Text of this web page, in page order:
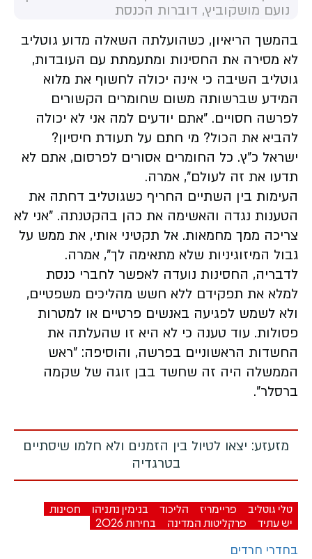
נועם מושקוביץ, דוברות הכנסת
בהמשך הריאיון, כשהועלתה השאלה מדוע גוטליב
לא מסירה את החסינות ומתעמתת עם העובדות,
גוטליב השיבה כי אינה יכולה לחשוף את מלוא
המידע שברשותה משום שחומרים הקשורים
לפרשה חסויים. "אתם יודעים למה אני לא יכולה
להביא את הכול? מי חתם על תעודת חיסיון?
ישראל כ"ץ. כל החומרים אסורים לפרסום, אתם לא
תדעו את זה לעולם", אמרה.
העימות בין השתיים החריף כשגוטליב דחתה את
הטענות נגדה והאשימה את כהן בהקטנתה. "אני לא
צריכה ממך מחמאות. אל תקטיני אותי, את ממש על
גבול המיזוגיניות שלא מתאימה לך", אמרה.
לדבריה, החסינות נועדה לאפשר לחברי כנסת
למלא את תפקידם ללא חשש מהליכים משפטיים,
ולא לשמש לפגיעה באנשים פרטיים או למטרות
פסולות. עוד טענה כי לא היא זו שהעלתה את
החשדות הראשוניים בפרשה, והוסיפה: "ראש
הממשלה היה זה שחשד בבן זוגה של שקמה
ברסלר".
מזעזע: יצאו לטיול בין הזמנים ולא חלמו שיסתיים
בטרגדיה
טלי גוטליב פריימריז הליכוד בנימין נתניהו
חסינות
יש עתיד
פרקליטות המדינה בחירות 2026
בחדרי חרדים